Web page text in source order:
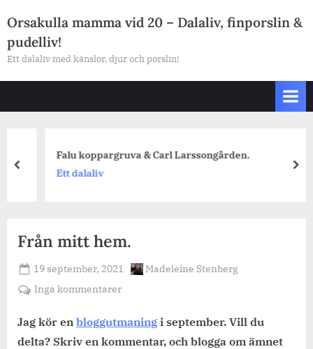
to
content
Orsakulla mamma vid 20 – Dalaliv, finporslin &
pudelliv!
Ett dalaliv med känslor, djur och porslin!
Falu koppargruva & Carl Larssongården.
Ett dalaliv
prev
Från mitt hem.
Posted
on
19 september, 2021 By
Madeleine Stenberg
Inga kommentarertill
mitt
Jag kör en bloggutmaning i september. Vill du
delta? Skriv en kommentar, och blogga om ämnet